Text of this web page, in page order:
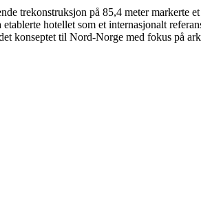
trekonstruksjon på 85,4 meter markerte
hotellet som et internasjonalt
konseptet til Nord-Norge med fokus på